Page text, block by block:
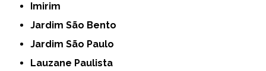
Imirim
Jardim São Bento
Jardim São Paulo
Lauzane Paulista